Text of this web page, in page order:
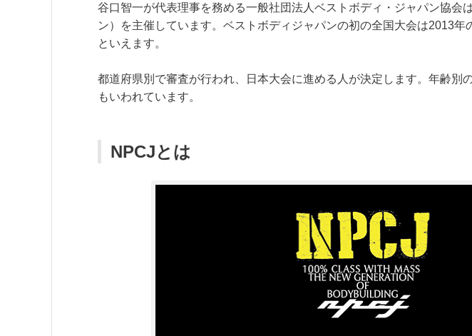
谷口智一が代表理事を務める一般社団法人ベストボディ・ジャパン協会
ン）を主催しています。ベストボディジャパンの初の全国大会は2013年
といえます。
都道府県別で審査が行われ、日本大会に進める人が決定します。年齢別
もいわれています。
NPCJとは